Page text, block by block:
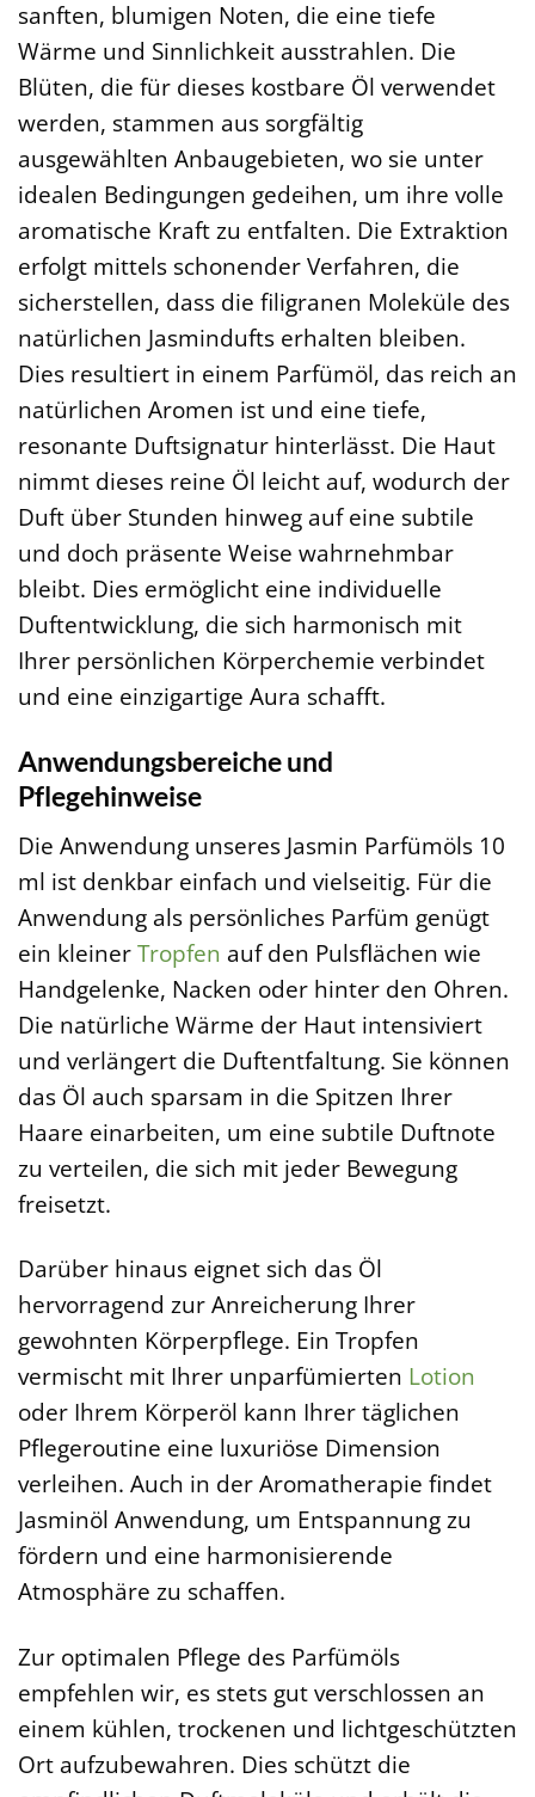
sanften, blumigen Noten, die eine tiefe
Wärme und Sinnlichkeit ausstrahlen. Die
Blüten, die für dieses kostbare Öl verwendet
werden, stammen aus sorgfältig
ausgewählten Anbaugebieten, wo sie unter
idealen Bedingungen gedeihen, um ihre volle
aromatische Kraft zu entfalten. Die Extraktion
erfolgt mittels schonender Verfahren, die
sicherstellen, dass die filigranen Moleküle des
natürlichen Jasmindufts erhalten bleiben.
Dies resultiert in einem Parfümöl, das reich an
natürlichen Aromen ist und eine tiefe,
resonante Duftsignatur hinterlässt. Die Haut
nimmt dieses reine Öl leicht auf, wodurch der
Duft über Stunden hinweg auf eine subtile
und doch präsente Weise wahrnehmbar
bleibt. Dies ermöglicht eine individuelle
Duftentwicklung, die sich harmonisch mit
Ihrer persönlichen Körperchemie verbindet
und eine einzigartige Aura schafft.
Anwendungsbereiche und
Pflegehinweise
Die Anwendung unseres Jasmin Parfümöls 10
ml ist denkbar einfach und vielseitig. Für die
Anwendung als persönliches Parfüm genügt
ein kleinerTropfen auf den Pulsflächen wie
Handgelenke, Nacken oder hinter den Ohren.
Die natürliche Wärme der Haut intensiviert
und verlängert die Duftentfaltung. Sie können
das Öl auch sparsam in die Spitzen Ihrer
Haare einarbeiten, um eine subtile Duftnote
zu verteilen, die sich mit jeder Bewegung
freisetzt.
Darüber hinaus eignet sich das Öl
hervorragend zur Anreicherung Ihrer
gewohnten Körperpflege. Ein Tropfen
vermischt mit Ihrer unparfümierten Lotion
oder Ihrem Körperöl kann Ihrer täglichen
Pflegeroutine eine luxuriöse Dimension
verleihen. Auch in der Aromatherapie findet
Jasminöl Anwendung, um Entspannung zu
fördern und eine harmonisierende
Atmosphäre zu schaffen.
Zur optimalen Pflege des Parfümöls
empfehlen wir, es stets gut verschlossen an
einem kühlen, trockenen und lichtgeschützten
Ort aufzubewahren. Dies schützt die